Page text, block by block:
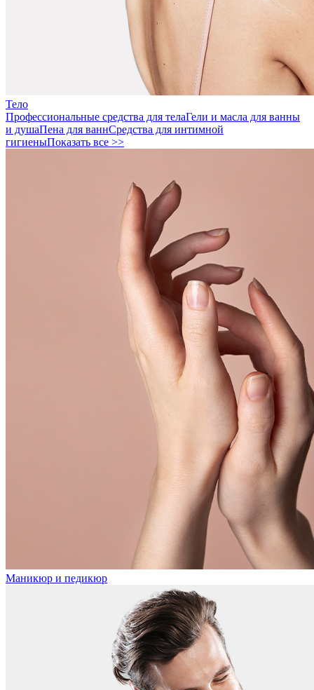
Тело
Профессиональные средства для телаГели и масла для ванны
и душаПена для ваннСредства для интимной
гигиеныПоказать все >>
Маникюр и педикюр